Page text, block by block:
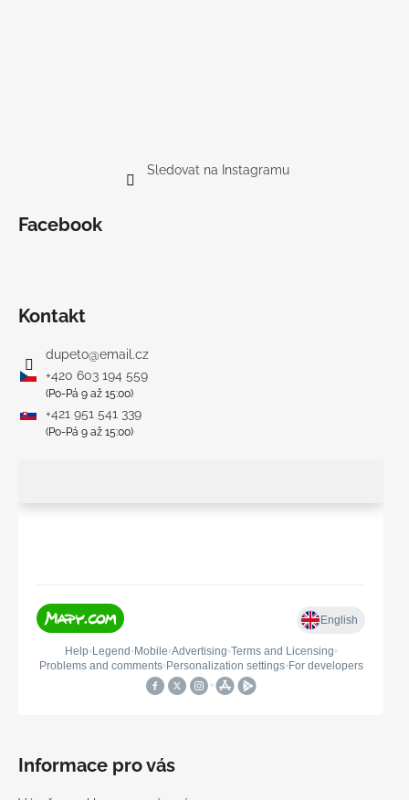
Sledovat na Instagramu
Facebook
Kontakt
dupeto@email.cz
+420 603 194 559
(Po-Pá 9 až 15:00)
+421 951 541 339
(Po-Pá 9 až 15:00)
Informace pro vás